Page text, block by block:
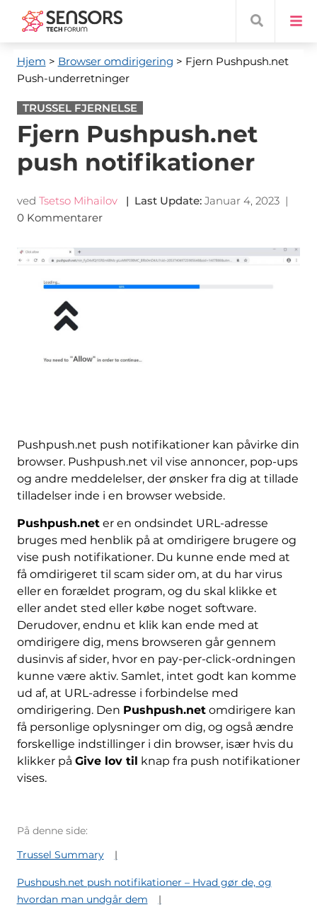
Hjem > Browser omdirigering > Fjern Pushpush.net
Push-underretninger
TRUSSEL FJERNELSE
Fjern Pushpush.net
push notifikationer
ved Tsetso Mihailov | Last Update: Januar 4, 2023|
0 Kommentarer
Pushpush.net push notifikationer kan påvirke din
browser. Pushpush.net vil vise annoncer, pop-ups
og andre meddelelser, der ønsker fra dig at tillade
tilladelser inde i en browser webside.
Pushpush.neter en ondsindet URL-adresse
bruges med henblik på at omdirigere brugere og
vise push notifikationer. Du kunne ende med at
få omdirigeret til scam sider om, at du har virus
eller en forældet program, og du skal klikke et
eller andet sted eller købe noget software.
Derudover, endnu et klik kan ende med at
omdirigere dig, mens browseren går gennem
dusinvis af sider, hvor en pay-per-click-ordningen
kunne være aktiv. Samlet, intet godt kan komme
ud af, at URL-adresse i forbindelse med
omdirigering. Den Pushpush.netomdirigere kan
få personlige oplysninger om dig, og også ændre
forskellige indstillinger i din browser, især hvis du
klikker på Give lov til knap fra push notifikationer
vises.
På denne side:
Trussel Summary
Pushpush.net push notifikationer – Hvad gør de, og
hvordan man undgår dem